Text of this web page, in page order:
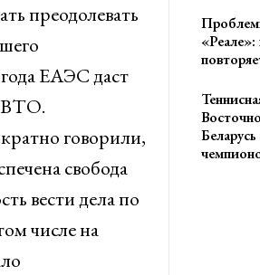
преодолевать
ЕАЭС даст
ВТО.
говорили,
свобода
вести дела по
числе на